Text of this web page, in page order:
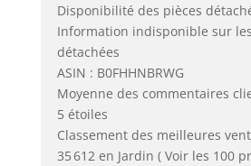
Disponibilité des pièces
Information indisponible sur
détachées
ASIN : B0FHHNBRWG
Moyenne des commentaires
5 étoiles
Classement des meilleures
35 612 en Jardin ( Voir les 100